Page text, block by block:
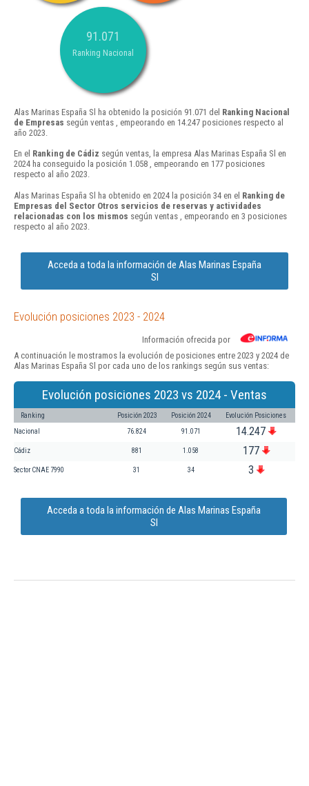
91.071
Ranking Nacional
Alas Marinas España Sl ha obtenido la posición 91.071 del Ranking Nacional
de Empresas según ventas , empeorando en 14.247 posiciones respecto al
año 2023.
En el Ranking de Cádiz según ventas, la empresa Alas Marinas España Sl en
2024 ha conseguido la posición 1.058 , empeorando en 177 posiciones
respecto al año 2023.
Alas Marinas España Sl ha obtenido en 2024 la posición 34 en el Ranking de
Empresas del Sector Otros servicios de reservas y actividades
relacionadas con los mismos según ventas , empeorando en 3 posiciones
respecto al año 2023.
Acceda a toda la información de Alas Marinas España
Sl
Evolución posiciones 2023 - 2024
Información ofrecida por
A continuación le mostramos la evolución de posiciones entre 2023 y 2024 de
Alas Marinas España Sl por cada uno de los rankings según sus ventas:
Evolución posiciones 2023 vs 2024 - Ventas
Ranking Posición 2023 Posición 2024 Evolución Posiciones
Nacional 76.824 91.071 14.247
Cádiz 881 1.058 177
Sector CNAE 7990 31 34 3
Acceda a toda la información de Alas Marinas España
Sl